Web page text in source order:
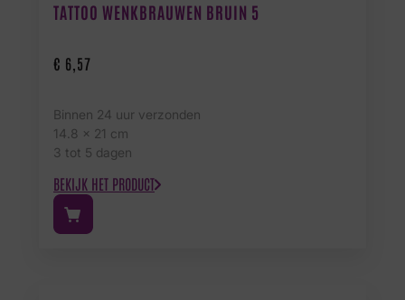
TATTOO WENKBRAUWEN BRUIN 5
€ 6,57
Binnen 24 uur verzonden
14.8 x 21 cm
3 tot 5 dagen
BEKIJK HET PRODUCT